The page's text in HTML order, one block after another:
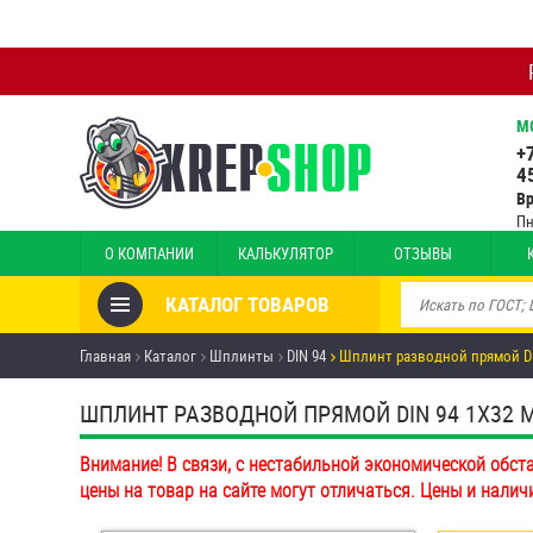
О КОМПАНИИ КАЛЬКУЛЯТОР ОТЗЫВЫ
КАТАЛОГ ТОВАРОВ
Товары со скидкой
Анкеры
Антивандальный крепёж,
инструмент
Болты и винты
Главная Каталог Шплинты DIN 94 Шплинт разводной прямой
ШПЛИНТ РАЗВОДНОЙ ПРЯМОЙ DIN 94 1Х32
Внимание! В связи, с нестабильной экономической
цены на товар на сайте могут отличаться. Цены и